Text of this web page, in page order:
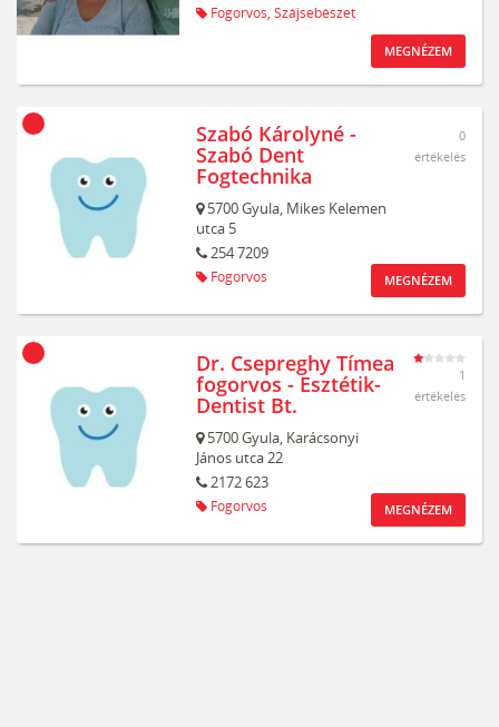
Fogorvos, Szájsebészet
MEGNÉZEM
Szabó Károlyné -
Szabó Dent
Fogtechnika
5700Gyula, Mikes Kelemen
utca 5
254 7209
Fogorvos
0
értékelés
MEGNÉZEM
Dr. Csepreghy Tímea
fogorvos - Esztétik-
Dentist Bt.
5700Gyula, Karácsonyi
János utca 22
2172 623
Fogorvos
1
értékelés
MEGNÉZEM